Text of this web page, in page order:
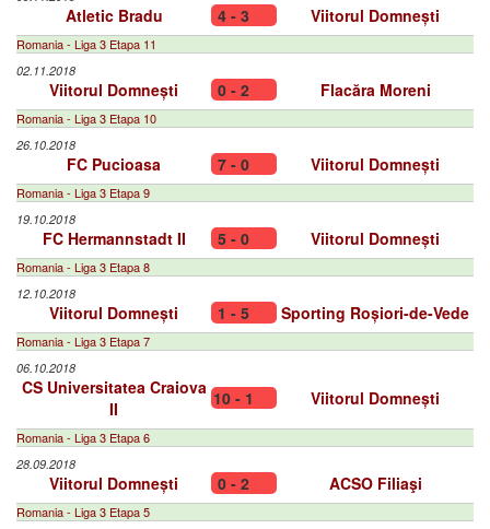
Atletic Bradu 4 - 3 Viitorul Domnești
Romania - Liga 3 Etapa 11
02.11.2018
Viitorul Domnești 0 - 2 Flacăra Moreni
Romania - Liga 3 Etapa 10
26.10.2018
FC Pucioasa 7 - 0 Viitorul Domnești
Romania - Liga 3 Etapa 9
19.10.2018
FC Hermannstadt II 5 - 0 Viitorul Domnești
Romania - Liga 3 Etapa 8
12.10.2018
Viitorul Domnești 1 - 5 Sporting Roșiori-de-Vede
Romania - Liga 3 Etapa 7
06.10.2018
CS Universitatea Craiova
II
10 - 1 Viitorul Domnești
Romania - Liga 3 Etapa 6
28.09.2018
Viitorul Domnești 0 - 2 ACSO Filiaşi
Romania - Liga 3 Etapa 5